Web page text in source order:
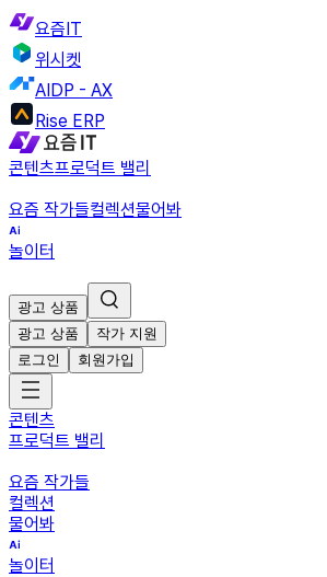
요즘IT
위시켓
AIDP - AX
Rise ERP
콘텐츠프로덕트 밸리
요즘 작가들컬렉션물어봐
놀이터
광고 상품
광고 상품
작가 지원
로그인
회원가입
콘텐츠
프로덕트 밸리
요즘 작가들
컬렉션
물어봐
놀이터